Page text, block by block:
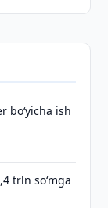
bo‘yicha ish
trln so‘mga